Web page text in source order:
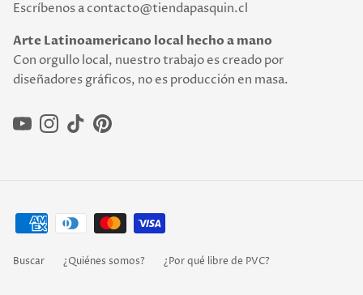
Escríbenos a contacto@tiendapasquin.cl
Arte Latinoamericano local hecho a mano
Con orgullo local, nuestro trabajo es creado por
diseñadores gráficos, no es producción en masa.
YouTubeInstagram
TikTokPinterest
Buscar ¿Quiénes somos? ¿Por qué libre de PVC?